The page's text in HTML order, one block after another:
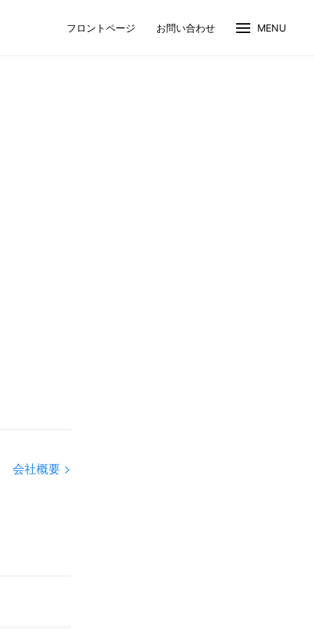
フロントページ お問い合わせ MENU
会社概要 >